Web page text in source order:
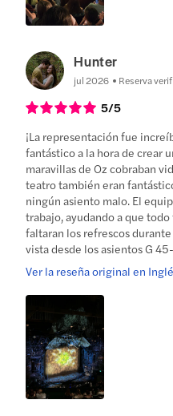
Hunter
jul 2026 Reserva
5/5
¡La representación fue
fantástico a la hora de crear
maravillas de Oz cobraban
teatro también eran
ningún asiento malo. El
trabajo, ayudando a que
faltaran los refrescos
vista desde los asientos G
Ver la reseña original en